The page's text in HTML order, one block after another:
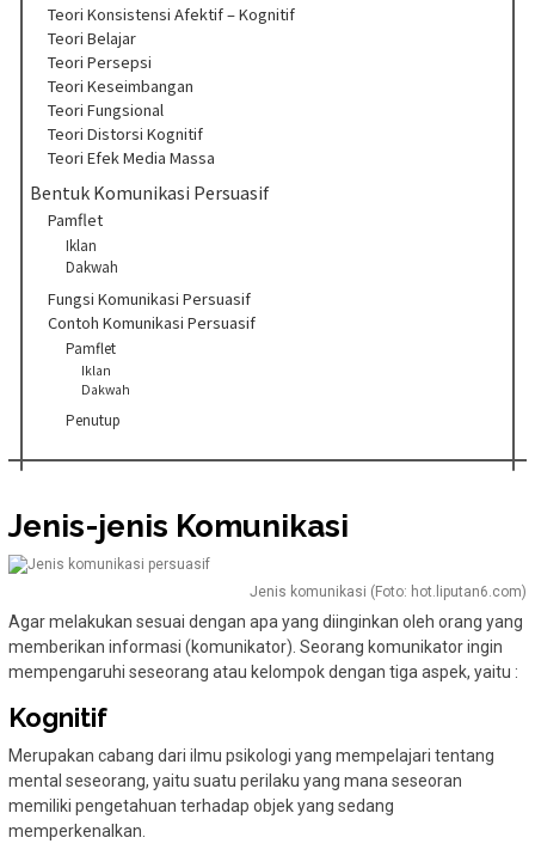
Teori Konsistensi Afektif – Kognitif
Teori Belajar
Teori Persepsi
Teori Keseimbangan
Teori Fungsional
Teori Distorsi Kognitif
Teori Efek Media Massa
Bentuk Komunikasi Persuasif
Pamflet
Iklan
Dakwah
Fungsi Komunikasi Persuasif
Contoh Komunikasi Persuasif
Pamflet
Iklan
Dakwah
Penutup
Jenis-jenis Komunikasi
Jenis komunikasi (Foto: hot.liputan6.com)
Agar melakukan sesuai dengan apa yang diinginkan oleh orang yang
memberikan informasi (komunikator). Seorang komunikator ingin
mempengaruhi seseorang atau kelompok dengan tiga aspek, yaitu :
Kognitif
Merupakan cabang dari ilmu psikologi yang mempelajari tentang
mental seseorang, yaitu suatu perilaku yang mana seseoran
memiliki pengetahuan terhadap objek yang sedang
memperkenalkan.